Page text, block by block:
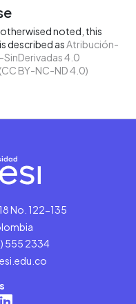
noted, this
described asAtribución-
4.0
BY-NC-ND 4.0)
No. 122-135
555 2334